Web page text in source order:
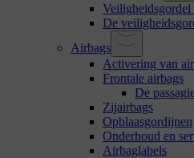
Veiligheidsgordel
De
Airbags
Activering van
Frontale airbags
De
Zijairbags
Opblaasgordijnen
Onderhoud en
Airbaglabels